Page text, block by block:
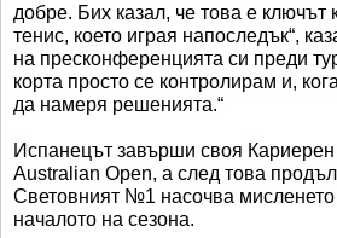
добре. Бих казал, че това е ключът
тенис, което играя напоследък“,
на пресконференцията си преди
корта просто се контролирам и,
да намеря решенията.“
Испанецът завърши своя
Australian Open, а след това
Световният №1 насочва
началото на сезона.